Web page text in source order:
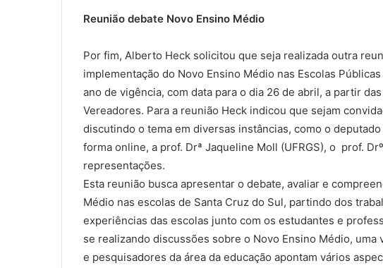
Reunião debate Novo Ensino Médio
Por fim, Alberto Heck solicitou que seja realizada outra
implementação do Novo Ensino Médio nas Escolas
ano de vigência, com data para o dia 26 de abril, a partir
Vereadores. Para a reunião Heck indicou que sejam
discutindo o tema em diversas instâncias, como o
forma online, a prof. Drª Jaqueline Moll (UFRGS), o prof.
representações.
Esta reunião busca apresentar o debate, avaliar e
Médio nas escolas de Santa Cruz do Sul, partindo dos
experiências das escolas junto com os estudantes e
se realizando discussões sobre o Novo Ensino Médio,
e pesquisadores da área da educação apontam vários